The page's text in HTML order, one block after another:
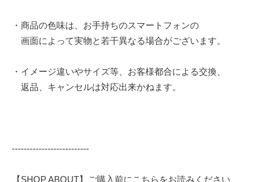
・商品の色味は、お手持ちのスマートフォンの
画面によって実物と若干異なる場合がございます。
・イメージ違いやサイズ等、お客様都合による交換、
返品、キャンセルは対応出来かねます。
--------------------------
【SHOP ABOUT】ご購入前にこちらをお読みください